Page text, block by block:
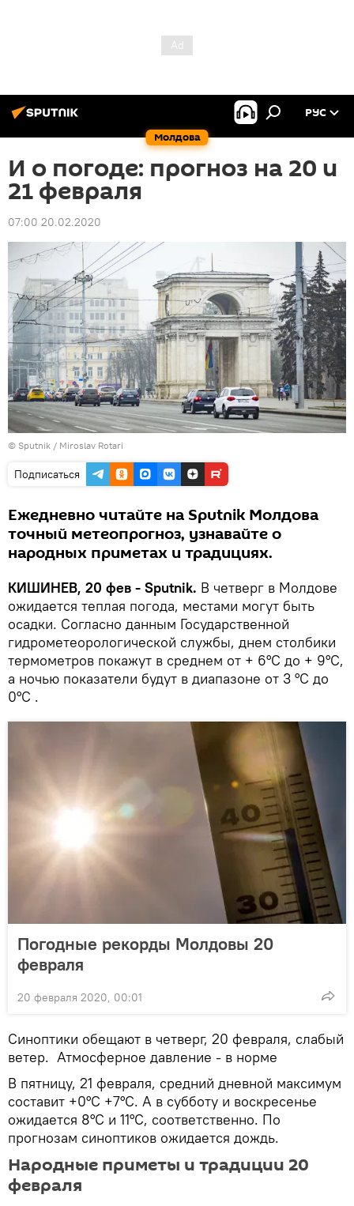
Молдова
РУС
И о погоде: прогноз на 20 и
21 февраля
07:00 20.02.2020
© Sputnik / Miroslav Rotari
Подписаться
Ежедневно читайте на Sputnik Молдова
точный метеопрогноз, узнавайте о
народных приметах и традициях.
КИШИНЕВ, 20 фев - Sputnik. В четверг в Молдове
ожидается теплая погода, местами могут быть
осадки. Согласно данным Государственной
гидрометеорологической службы, днем столбики
термометров покажут в среднем от + 6°C до + 9°C,
а ночью показатели будут в диапазоне от 3 °C до
0°C .
Погодные рекорды Молдовы 20
февраля
20 февраля 2020, 00:01
Синоптики обещают в четверг, 20 февраля, слабый
ветер. Атмосферное давление - в норме
В пятницу, 21 февраля, средний дневной максимум
составит +0°C +7°C. А в субботу и воскресенье
ожидается 8°C и 11°C, соответственно. По
прогнозам синоптиков ожидается дождь.
Народные приметы и традиции 20
февраля